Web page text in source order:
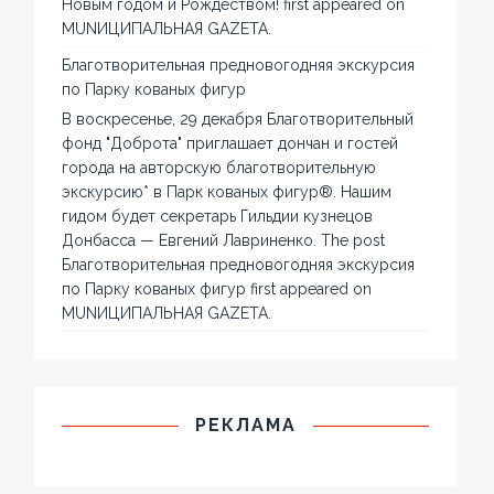
Новым годом и Рождеством! first appeared on
MUNИЦИПАЛЬНАЯ GAZЕТА.
Благотворительная предновогодняя экскурсия
по Парку кованых фигур
В воскресенье, 29 декабря Благотворительный
фонд "Доброта" приглашает дончан и гостей
города на авторскую благотворительную
экскурсию* в Парк кованых фигур®. Нашим
гидом будет секретарь Гильдии кузнецов
Донбасса — Евгений Лавриненко. The post
Благотворительная предновогодняя экскурсия
по Парку кованых фигур first appeared on
MUNИЦИПАЛЬНАЯ GAZЕТА.
РЕКЛАМА